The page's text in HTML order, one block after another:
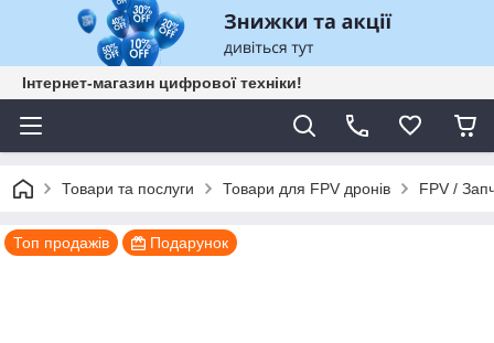
Інтернет-магазин цифрової техніки!
Товари та послуги Товари для FPV дронів FPV /
Топ продажів Подарунок